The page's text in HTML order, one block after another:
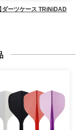
ダーツケース TRiNiDAD